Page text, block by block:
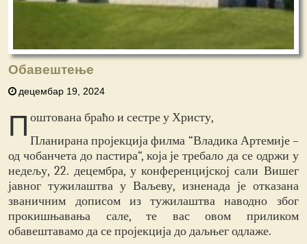
Обавештење
децембар 19, 2024
П оштована браћо и сестре у Христу,
Планирана пројекција филма “Владика Артемије –
од чобанчета до пастира“, која је требало да се одржи у
недељу, 22. децембра, у конференцијској сали Вишег
јавног тужилаштва у Ваљеву, изненада је отказана
званичним дописом из тужилаштва наводно због
прокишњавања сале, те вас овом приликом
обавештавамо да се пројекција до даљњег одлаже.